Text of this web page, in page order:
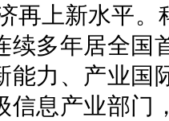
再上新水平
续多年居全国
能力、产业国
信息产业部门